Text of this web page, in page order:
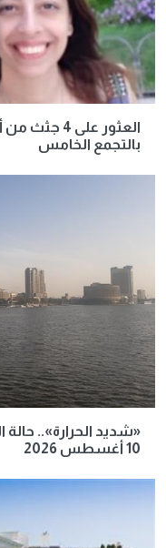
العثور على
بالتجمع الخامس
«شديد الحرارة»..
10 أغسطس 2026